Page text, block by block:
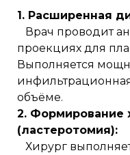
1. Расширенная
Врач проводит
проекциях для
Выполняется
объёме.
2. Формирование
(ластеротомия):
Хирург